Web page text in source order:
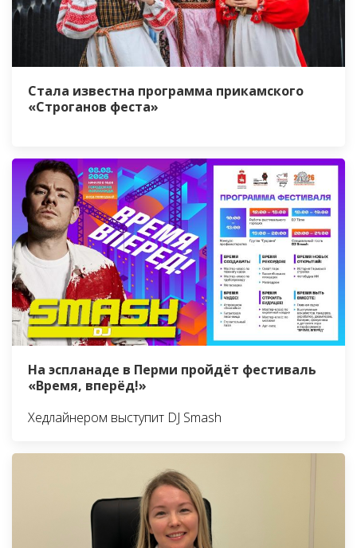
Стала известна программа прикамского
«Строганов феста»
На эспланаде в Перми пройдёт фестиваль
«Время, вперёд!»
Хедлайнером выступит DJ Smash